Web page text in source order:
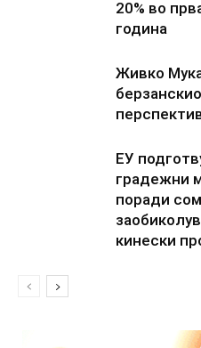
20% во
година
Живко
ЕУ
градежни
поради
кинески